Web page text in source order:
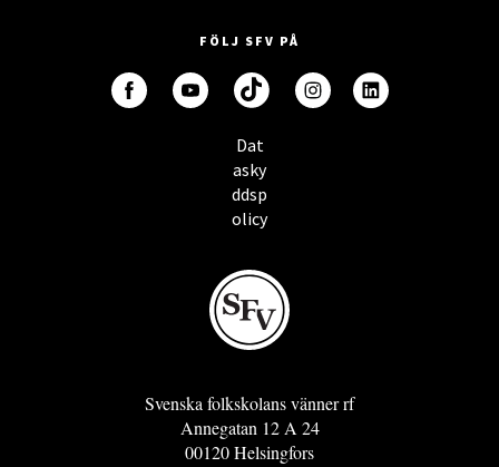
FÖLJ SFV PÅ
Dat
asky
ddsp
olicy
Svenska folkskolans vänner rf
Annegatan 12 A 24
00120 Helsingfors